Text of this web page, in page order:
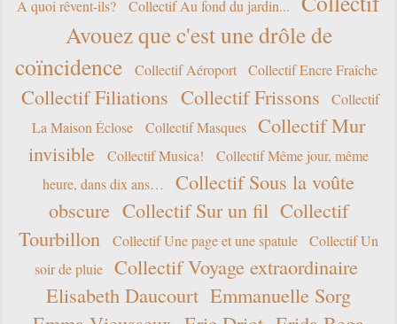
A quoi rêvent-ils?
Collectif Au fond du jardin...
Avouez que c'est une drôle de
coïncidence
Collectif Aéroport Collectif Encre Fraîche
Collectif Filiations Collectif Frissons
Collectif
La Maison Éclose
Collectif Masques
Collectif Mur
invisible
Collectif Musica!
Collectif Même jour, même
heure, dans dix ans…
Collectif Sous la voûte
obscure Collectif Sur un fil Collectif
Tourbillon
Collectif Une page et une spatule
Collectif Un
soir de pluie
Collectif Voyage extraordinaire
Elisabeth Daucourt Emmanuelle Sorg